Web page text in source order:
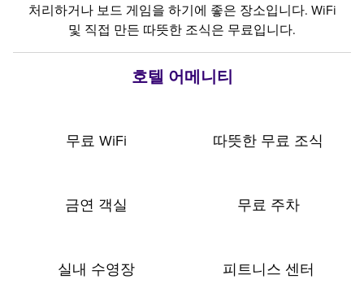
처리하거나 보드 게임을 하기에 좋은 장소입니다. WiFi
및 직접 만든 따뜻한 조식은 무료입니다.
호텔 어메니티
무료 WiFi 따뜻한 무료 조식
금연 객실 무료 주차
실내 수영장 피트니스 센터